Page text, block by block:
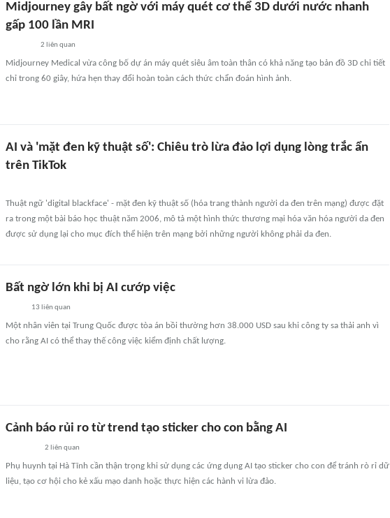
Midjourney gây bất ngờ với máy quét cơ thể 3D dưới nước nhanh
gấp 100 lần MRI
2 liên quan
Midjourney Medical vừa công bố dự án máy quét siêu âm toàn thân có khả năng tạo bản đồ 3D chi tiết
chỉ trong 60 giây, hứa hẹn thay đổi hoàn toàn cách thức chẩn đoán hình ảnh.
AI và 'mặt đen kỹ thuật số': Chiêu trò lừa đảo lợi dụng lòng trắc ẩn
trên TikTok
Thuật ngữ 'digital blackface' - mặt đen kỹ thuật số (hóa trang thành người da đen trên mạng) được đặt
ra trong một bài báo học thuật năm 2006, mô tả một hình thức thương mại hóa văn hóa người da đen
được sử dụng lại cho mục đích thể hiện trên mạng bởi những người không phải da đen.
Bất ngờ lớn khi bị AI cướp việc
13 liên quan
Một nhân viên tại Trung Quốc được tòa án bồi thường hơn 38.000 USD sau khi công ty sa thải anh vì
cho rằng AI có thể thay thế công việc kiểm định chất lượng.
Cảnh báo rủi ro từ trend tạo sticker cho con bằng AI
2 liên quan
Phụ huynh tại Hà Tĩnh cần thận trọng khi sử dụng các ứng dụng AI tạo sticker cho con để tránh rò rỉ dữ
liệu, tạo cơ hội cho kẻ xấu mạo danh hoặc thực hiện các hành vi lừa đảo.